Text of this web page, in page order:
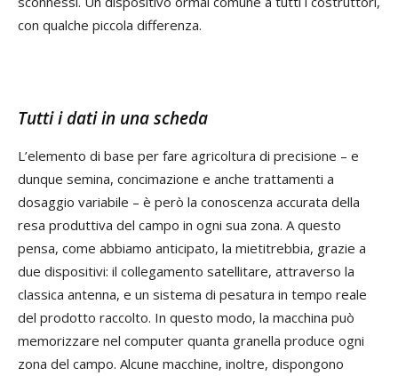
con qualche piccola differenza.
Tutti i dati in una scheda
L’elemento di base per fare agricoltura di precisione – e
dunque semina, concimazione e anche trattamenti a
dosaggio variabile – è però la conoscenza accurata della
resa produttiva del campo in ogni sua zona. A questo
pensa, come abbiamo anticipato, la mietitrebbia, grazie a
due dispositivi: il collegamento satellitare, attraverso la
classica antenna, e un sistema di pesatura in tempo reale
del prodotto raccolto. In questo modo, la macchina può
memorizzare nel computer quanta granella produce ogni
zona del campo. Alcune macchine, inoltre, dispongono